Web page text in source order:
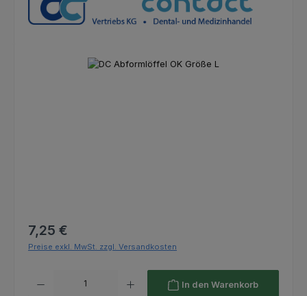
Bildergalerie überspringen
Regulärer Preis:
7,25 €
Preise exkl. MwSt. zzgl. Versandkosten
In den Warenkorb